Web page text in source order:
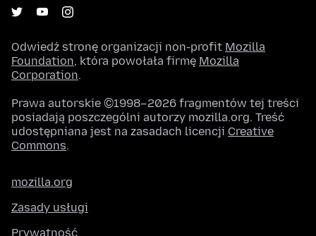
Odwiedź stronę organizacji non-profit Mozilla
Foundation, która powołała firmę Mozilla
Corporation.
Prawa autorskie ©1998–2026 fragmentów tej treści
posiadają poszczególni autorzy mozilla.org. Treść
udostępniana jest na zasadach licencji Creative
Commons.
mozilla.org
Zasady usługi
Prywatność